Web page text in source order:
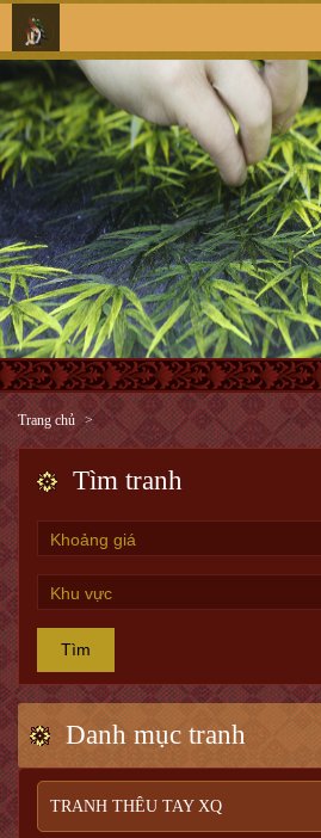
Trang chủ
Tìm tranh
Tìm
Danh mục tranh
TRANH THÊU TAY XQ